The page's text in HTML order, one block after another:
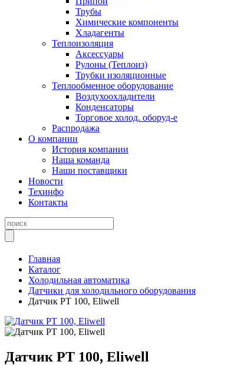
Трубы
Химические компоненты
Хладагенты
Теплоизоляция
Аксессуары
Рулоны (Теплоиз)
Трубки изоляционные
Теплообменное оборудование
Воздухоохладители
Конденсаторы
Торговое холод. оборуд-е
Распродажа
О компании
История компании
Наша команда
Наши поставщики
Новости
Техинфо
Контакты
Главная
Каталог
Холодильная автоматика
Датчики для холодильного оборудования
Датчик PT 100, Eliwell
Датчик PT 100, Eliwell